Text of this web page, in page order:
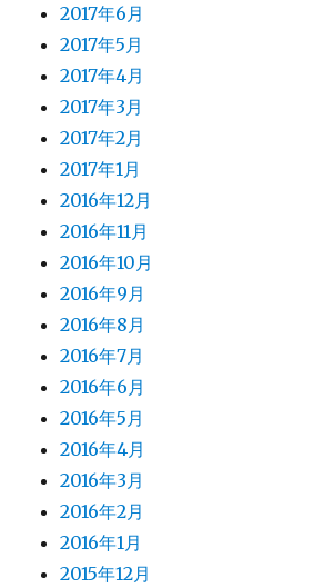
2017年6月
2017年5月
2017年4月
2017年3月
2017年2月
2017年1月
2016年12月
2016年11月
2016年10月
2016年9月
2016年8月
2016年7月
2016年6月
2016年5月
2016年4月
2016年3月
2016年2月
2016年1月
2015年12月